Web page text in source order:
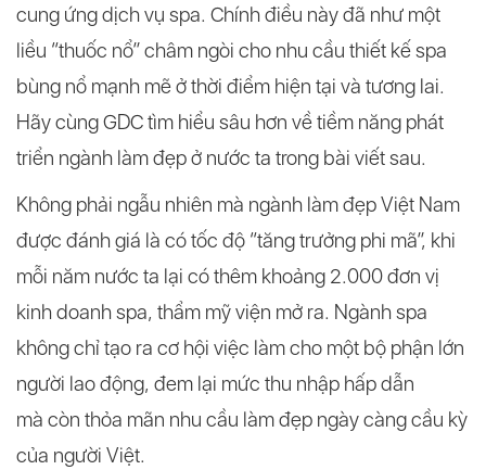
cung ứng dịch vụ spa. Chính điều này đã như một
liều “thuốc nổ” châm ngòi cho nhu cầu thiết kế spa
bùng nổ mạnh mẽ ở thời điểm hiện tại và tương lai.
Hãy cùng GDC tìm hiểu sâu hơn về tiềm năng phát
triển ngành làm đẹp ở nước ta trong bài viết sau.
Không phải ngẫu nhiên mà ngành làm đẹp Việt Nam
được đánh giá là có tốc độ “tăng trưởng phi mã”, khi
mỗi năm nước ta lại có thêm khoảng 2.000 đơn vị
kinh doanh spa, thẩm mỹ viện mở ra. Ngành spa
không chỉ tạo ra cơ hội việc làm cho một bộ phận lớn
người lao động, đem lại mức thu nhập hấp dẫn
mà còn thỏa mãn nhu cầu làm đẹp ngày càng cầu kỳ
của người Việt.